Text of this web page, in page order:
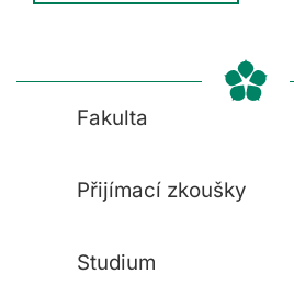
Fakulta
Přijímací zkoušky
Studium